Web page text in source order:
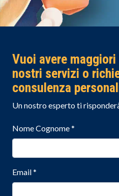
Vuoi avere
nostri servizi o
consulenza
Un nostro esperto ti
Nome Cognome*
Email*